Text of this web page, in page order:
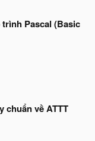
Pascal (Basic
chuẩn về ATTT